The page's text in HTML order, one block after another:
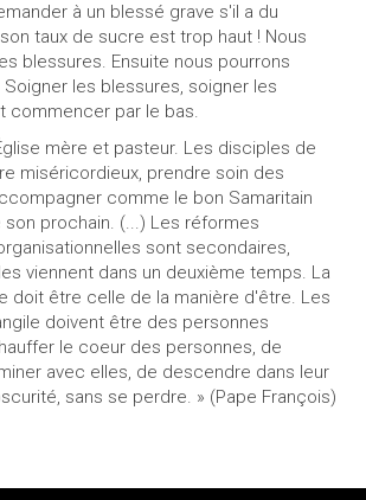
à un blessé grave s'il a du
taux de sucre est trop haut ! Nous
blessures. Ensuite nous pourrons
les blessures, soigner les
commencer par le bas.
mère et pasteur. Les disciples de
miséricordieux, prendre soin des
comme le bon Samaritain
son prochain. (...) Les réformes
sont secondaires,
viennent dans un deuxième temps. La
doit être celle de la manière d'être. Les
doivent être des personnes
le coeur des personnes, de
avec elles, de descendre dans leur
sans se perdre. » (Pape François)